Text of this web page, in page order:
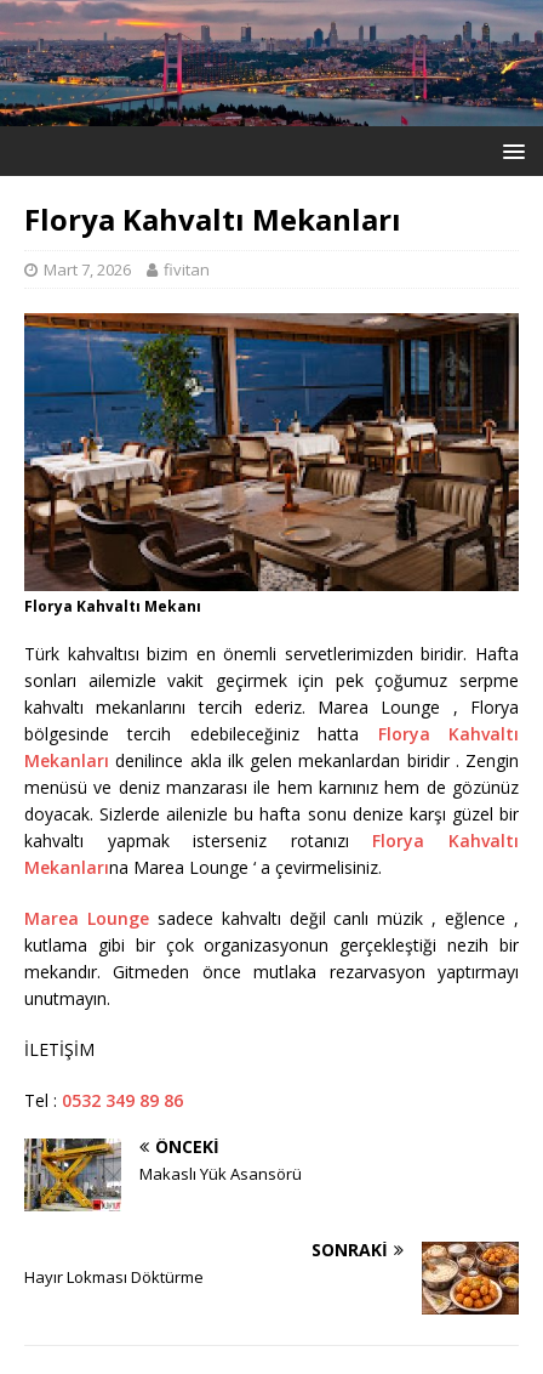
Florya Kahvaltı Mekanları
Mart 7, 2026 fivitan
Florya Kahvaltı Mekanı
Türk kahvaltısı bizim en önemli servetlerimizden biridir. Hafta
sonları ailemizle vakit geçirmek için pek çoğumuz serpme
kahvaltı mekanlarını tercih ederiz. Marea Lounge , Florya
bölgesinde tercih edebileceğiniz hatta Florya Kahvaltı
Mekanları denilince akla ilk gelen mekanlardan biridir . Zengin
menüsü ve deniz manzarası ile hem karnınız hem de gözünüz
doyacak. Sizlerde ailenizle bu hafta sonu denize karşı güzel bir
kahvaltı yapmak isterseniz rotanızı Florya Kahvaltı
Mekanlarına Marea Lounge ‘ a çevirmelisiniz.
Marea Loungesadece kahvaltı değil canlı müzik , eğlence ,
kutlama gibi bir çok organizasyonun gerçekleştiği nezih bir
mekandır. Gitmeden önce mutlaka rezarvasyon yaptırmayı
unutmayın.
İLETİŞİM
Tel : 0532 349 89 86
ÖNCEKI
Makaslı Yük Asansörü
SONRAKI
Hayır Lokması Döktürme